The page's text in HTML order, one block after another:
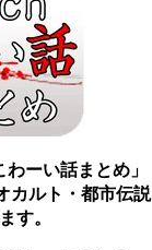
わーい話まとめ」
カルト・都市伝説
す。